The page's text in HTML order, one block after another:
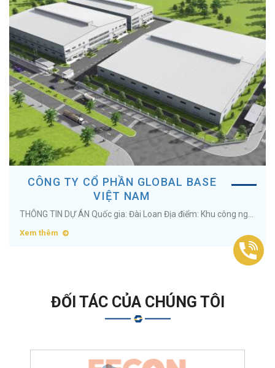
CÔNG TY CỔ PHẦN GLOBAL BASE
VIỆT NAM
Xem thêm
ĐỐI TÁC CỦA CHÚNG TÔI